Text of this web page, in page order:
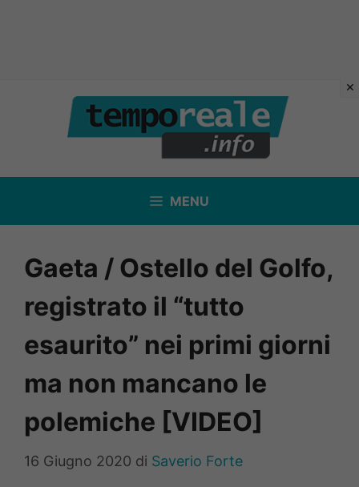
contenuto
MENU
Gaeta / Ostello del Golfo,
registrato il “tutto
esaurito” nei primi giorni
ma non mancano le
polemiche [VIDEO]
16 Giugno 2020 di Saverio Forte